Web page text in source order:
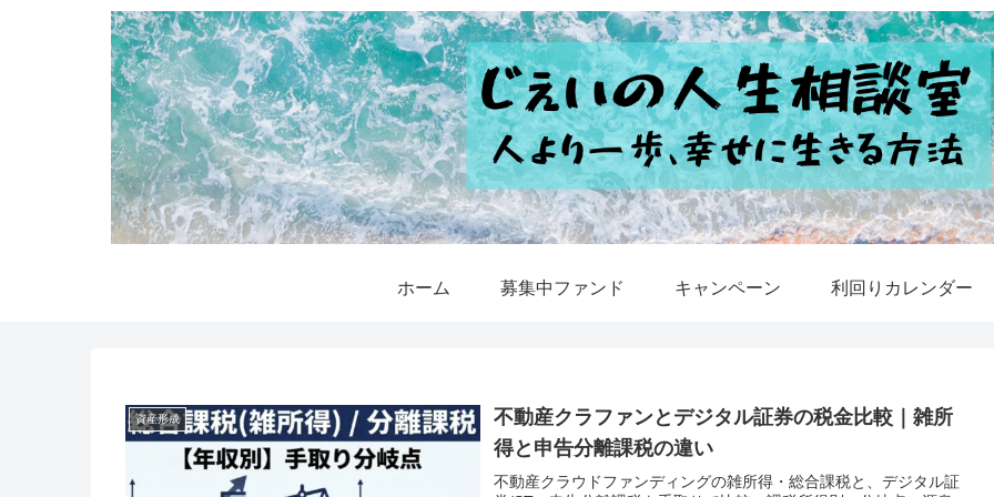
ホーム 募集中ファンド キャンペーン 利回りカレンダー
資産形成
不動産クラファンとデジタル証券の税金比較｜雑所
得と申告分離課税の違い
不動産クラウドファンディングの雑所得・総合課税と、デジタル証